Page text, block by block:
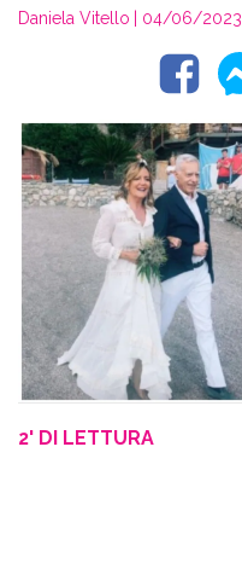
Daniela Vitello | 04/06/2023
2' DI LETTURA